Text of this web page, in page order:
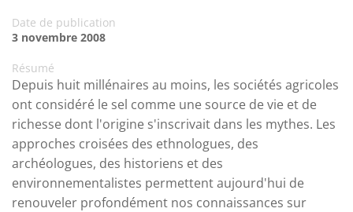
Date de publication
3 novembre 2008
Résumé
Depuis huit millénaires au moins, les sociétés agricoles
ont considéré le sel comme une source de vie et de
richesse dont l'origine s'inscrivait dans les mythes. Les
approches croisées des ethnologues, des
archéologues, des historiens et des
environnementalistes permettent aujourd'hui de
renouveler profondément nos connaissances sur